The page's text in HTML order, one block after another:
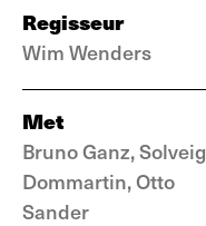
Regisseur
Wim Wenders
Met
Bruno Ganz, Solveig
Dommartin, Otto
Sander